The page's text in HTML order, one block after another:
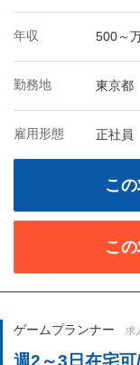
年収 500～
勤務地 東京都
雇用形態 正社員
こ
こ
ゲームプランナー 求
週2～3日在宅